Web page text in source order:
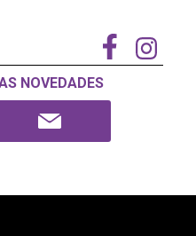
NOVEDADES